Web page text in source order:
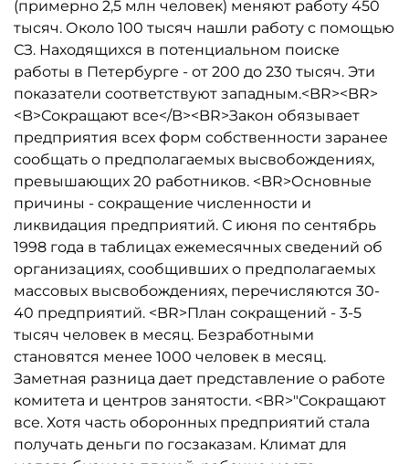
(примерно 2,5 млн человек) меняют работу 450
тысяч. Около 100 тысяч нашли работу с помощью
СЗ. Находящихся в потенциальном поиске
работы в Петербурге - от 200 до 230 тысяч. Эти
показатели соответствуют западным.<BR><BR>
<B>Сокращают все</B><BR>Закон обязывает
предприятия всех форм собственности заранее
сообщать о предполагаемых высвобождениях,
превышающих 20 работников. <BR>Основные
причины - сокращение численности и
ликвидация предприятий. С июня по сентябрь
1998 года в таблицах ежемесячных сведений об
организациях, сообщивших о предполагаемых
массовых высвобождениях, перечисляются 30-
40 предприятий. <BR>План сокращений - 3-5
тысяч человек в месяц. Безработными
становятся менее 1000 человек в месяц.
Заметная разница дает представление о работе
комитета и центров занятости. <BR>"Сокращают
все. Хотя часть оборонных предприятий стала
получать деньги по госзаказам. Климат для